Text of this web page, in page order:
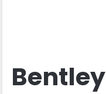
Bentley